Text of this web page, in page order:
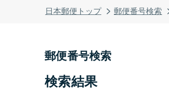
日本郵便トップ 郵便番号検索
郵便番号検索
検索結果